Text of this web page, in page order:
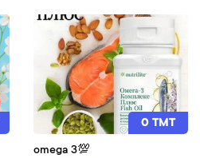
0 TMT
omega 3💯